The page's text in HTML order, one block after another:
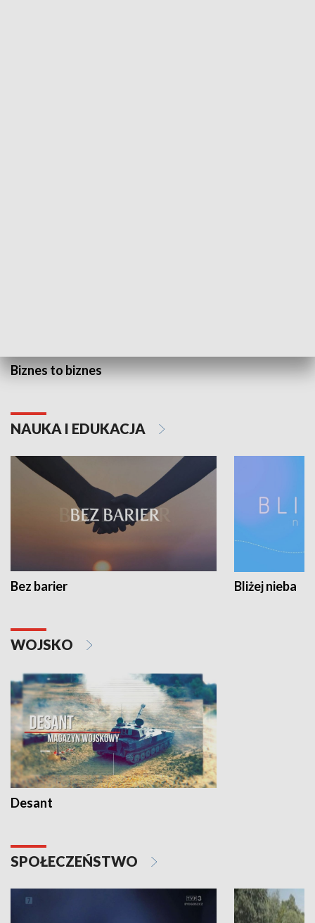
Biznes to biznes
NAUKA I EDUKACJA
Bez barier Bliżej nieba
WOJSKO
Desant
SPOŁECZEŃSTWO